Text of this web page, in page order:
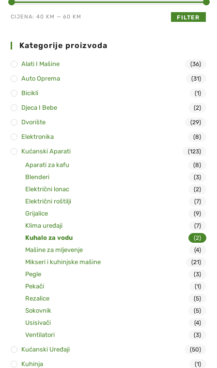
FILTER
CIJENA:40 KM —60 KM
Kategorije proizvoda
Alati I Mašine (36)
Auto Oprema (31)
Bicikli (1)
Djeca I Bebe (2)
Dvorište (29)
Elektronika (8)
Kućanski Aparati (123)
Aparati za kafu (8)
Blenderi (3)
Električni lonac (2)
Električni roštilji (7)
Grijalice (9)
Klima uređaji (7)
Kuhalo za vodu (2)
Mašine za mljevenje (4)
Mikseri i kuhinjske mašine (21)
Pegle (3)
Pekači (1)
Rezalice (5)
Sokovnik (5)
Usisivači (4)
Ventilatori (3)
Kućanski Uređaji (50)
Kuhinja (1)